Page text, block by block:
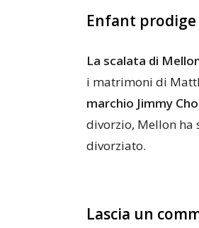
Enfant prodige
La scalata di
i matrimoni di
marchio Jimmy
divorzio, Mellon ha
divorziato.
Lascia un